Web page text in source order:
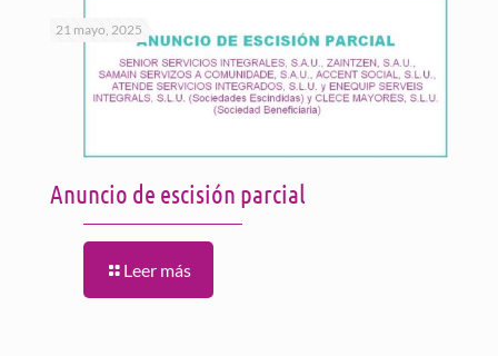
21 mayo, 2025
Anuncio de escisión parcial
Leer más